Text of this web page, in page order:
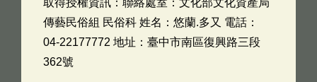
取得授權資訊：聯絡處室：文化部文化資產局
傳藝民俗組 民俗科 姓名：悠蘭.多又 電話：
04-22177772 地址：臺中市南區復興路三段
362號